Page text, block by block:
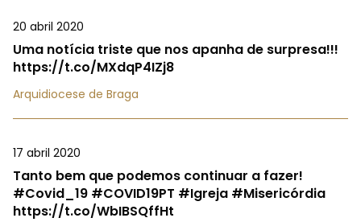
20 abril 2020
Uma notícia triste que nos apanha de surpresa!!!
https://t.co/MXdqP4IZj8
Arquidiocese de Braga
17 abril 2020
Tanto bem que podemos continuar a fazer!
#Covid_19 #COVID19PT #Igreja #Misericórdia
https://t.co/WbIBSQffHt